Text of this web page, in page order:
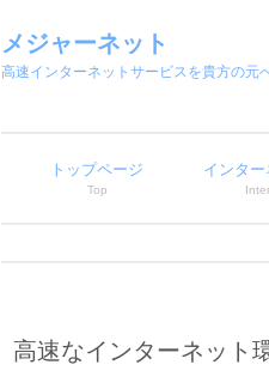
メジャーネット
高速インターネットサービスを貴方の元
トップページ
Top
インタ
高速なインターネット